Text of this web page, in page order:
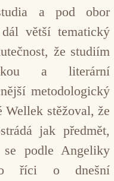
a pod obor
větší tematický
že studiím
a literární
metodologický
Wellek stěžoval, že
jak předmět,
podle Angeliky
říci o dnešní